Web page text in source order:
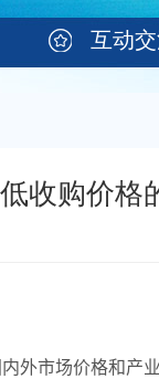
互动
收购价格
外市场价格和产